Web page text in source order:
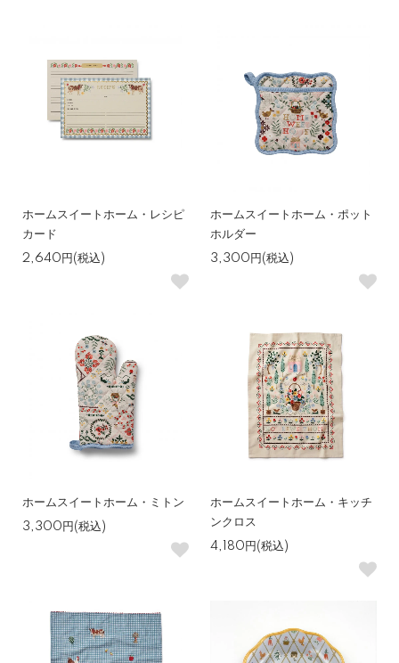
ホームスイートホーム・レシピ
カード
2,640円(税込)
ホームスイートホーム・ポット
ホルダー
3,300円(税込)
ホームスイートホーム・ミトン
3,300円(税込)
ホームスイートホーム・キッチ
ンクロス
4,180円(税込)